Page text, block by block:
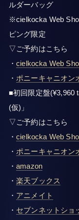
ルダーバッグ
※cielkocka Web
ピング限定
▽ご予約はこちら
・cielkocka Web
・ ポニーキャニオン
■初回限定盤(¥3,960
(仮)」
▽ご予約はこちら
・cielkocka Web
・ ポニーキャニオン
・amazon
・楽天ブックス
・ アニメイト
・ セブンネットショ